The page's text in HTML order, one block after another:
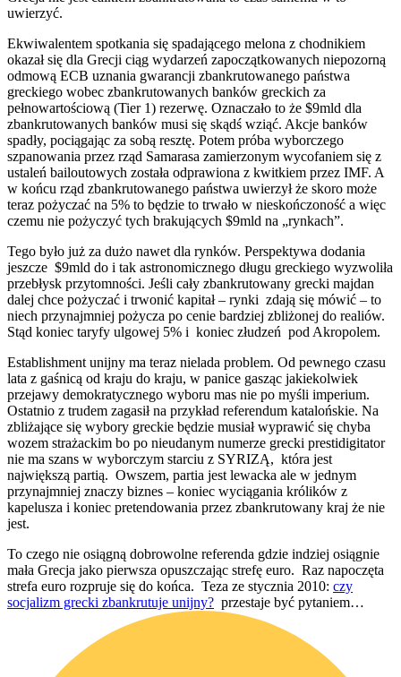
uwierzyć.
Ekwiwalentem spotkania się spadającego melona z chodnikiem
okazał się dla Grecji ciąg wydarzeń zapoczątkowanych niepozorną
odmową ECB uznania gwarancji zbankrutowanego państwa
greckiego wobec zbankrutowanych banków greckich za
pełnowartościową (Tier 1) rezerwę. Oznaczało to że $9mld dla
zbankrutowanych banków musi się skądś wziąć. Akcje banków
spadły, pociągając za sobą resztę. Potem próba wyborczego
szpanowania przez rząd Samarasa zamierzonym wycofaniem się z
ustaleń bailoutowych została odprawiona z kwitkiem przez IMF. A
w końcu rząd zbankrutowanego państwa uwierzył że skoro może
teraz pożyczać na 5% to będzie to trwało w nieskończoność a więc
czemu nie pożyczyć tych brakujących $9mld na „rynkach”.
Tego było już za dużo nawet dla rynków. Perspektywa dodania
jeszcze $9mld do i tak astronomicznego długu greckiego wyzwoliła
przebłysk przytomności. Jeśli cały zbankrutowany grecki majdan
dalej chce pożyczać i trwonić kapitał – rynki zdają się mówić – to
niech przynajmniej pożycza po cenie bardziej zbliżonej do realiów.
Stąd koniec taryfy ulgowej 5% i koniec złudzeń pod Akropolem.
Establishment unijny ma teraz nielada problem. Od pewnego czasu
lata z gaśnicą od kraju do kraju, w panice gasząc jakiekolwiek
przejawy demokratycznego wyboru mas nie po myśli imperium.
Ostatnio z trudem zagasił na przykład referendum katalońskie. Na
zbliżające się wybory greckie będzie musiał wyprawić się chyba
wozem strażackim bo po nieudanym numerze grecki prestidigitator
nie ma szans w wyborczym starciu z SYRIZĄ, która jest
największą partią. Owszem, partia jest lewacka ale w jednym
przynajmniej znaczy biznes – koniec wyciągania królików z
kapelusza i koniec pretendowania przez zbankrutowany kraj że nie
jest.
To czego nie osiągną dobrowolne referenda gdzie indziej osiągnie
mała Grecja jako pierwsza opuszczając strefę euro. Raz napoczęta
strefa euro rozpruje się do końca. Teza ze stycznia 2010: czy
socjalizm grecki zbankrutuje unijny? przestaje być pytaniem…